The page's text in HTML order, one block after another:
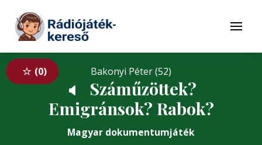
Tovább a tartalomhoz
Menü
0 Bakonyi Péter (52)
🔈
Száműzöttek?
Emigránsok? Rabok?
Magyar dokumentumjáték